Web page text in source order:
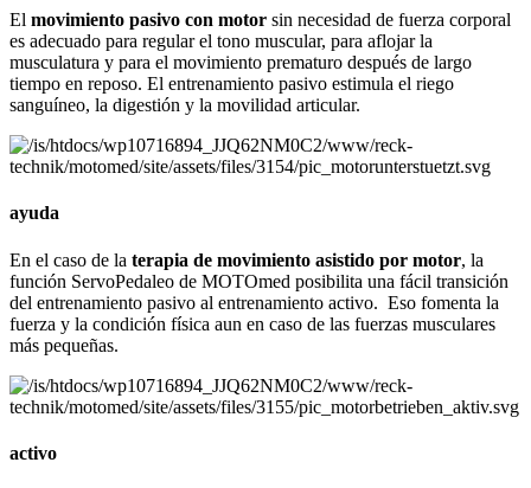
El movimiento pasivo con motor sin necesidad de fuerza corporal
es adecuado para regular el tono muscular, para aflojar la
musculatura y para el movimiento prematuro después de largo
tiempo en reposo. El entrenamiento pasivo estimula el riego
sanguíneo, la digestión y la movilidad articular.
ayuda
En el caso de la terapia de movimiento asistido por motor, la
función ServoPedaleo de MOTOmed posibilita una fácil transición
del entrenamiento pasivo al entrenamiento activo. Eso fomenta la
fuerza y la condición física aun en caso de las fuerzas musculares
más pequeñas.
activo